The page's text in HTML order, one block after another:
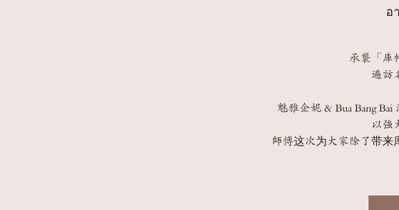
อ
承襲「庫
遍訪
魅雅企妮 & Bua Bang
以強
師傅这次为大家除了带